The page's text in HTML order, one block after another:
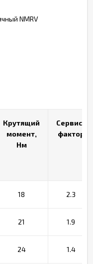
NMRV
Крутящий
момент,
Нм
Сервис-
фактор
18 2.3
21 1.9
24 1.4
Крутящий
момент,
Нм
Сервис-
фактор